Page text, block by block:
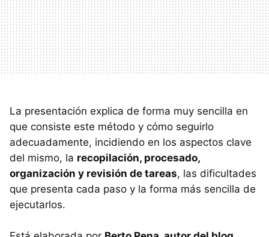
La presentación explica de forma muy sencilla en
que consiste este método y cómo seguirlo
adecuadamente, incidiendo en los aspectos clave
del mismo, la recopilación, procesado,
organización y revisión de tareas, las dificultades
que presenta cada paso y la forma más sencilla de
ejecutarlos.